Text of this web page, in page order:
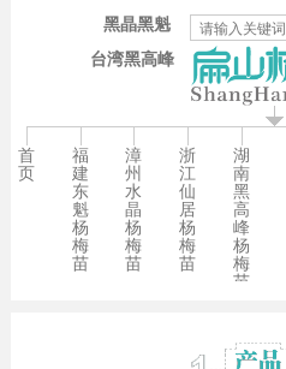
台湾黑高峰
黑晶黑魁
首
页
福
建
东
魁
杨
梅
苗
漳
州
水
晶
杨
梅
苗
浙
江
仙
居
杨
梅
苗
湖
南
黑
高
峰
杨
梅
苗